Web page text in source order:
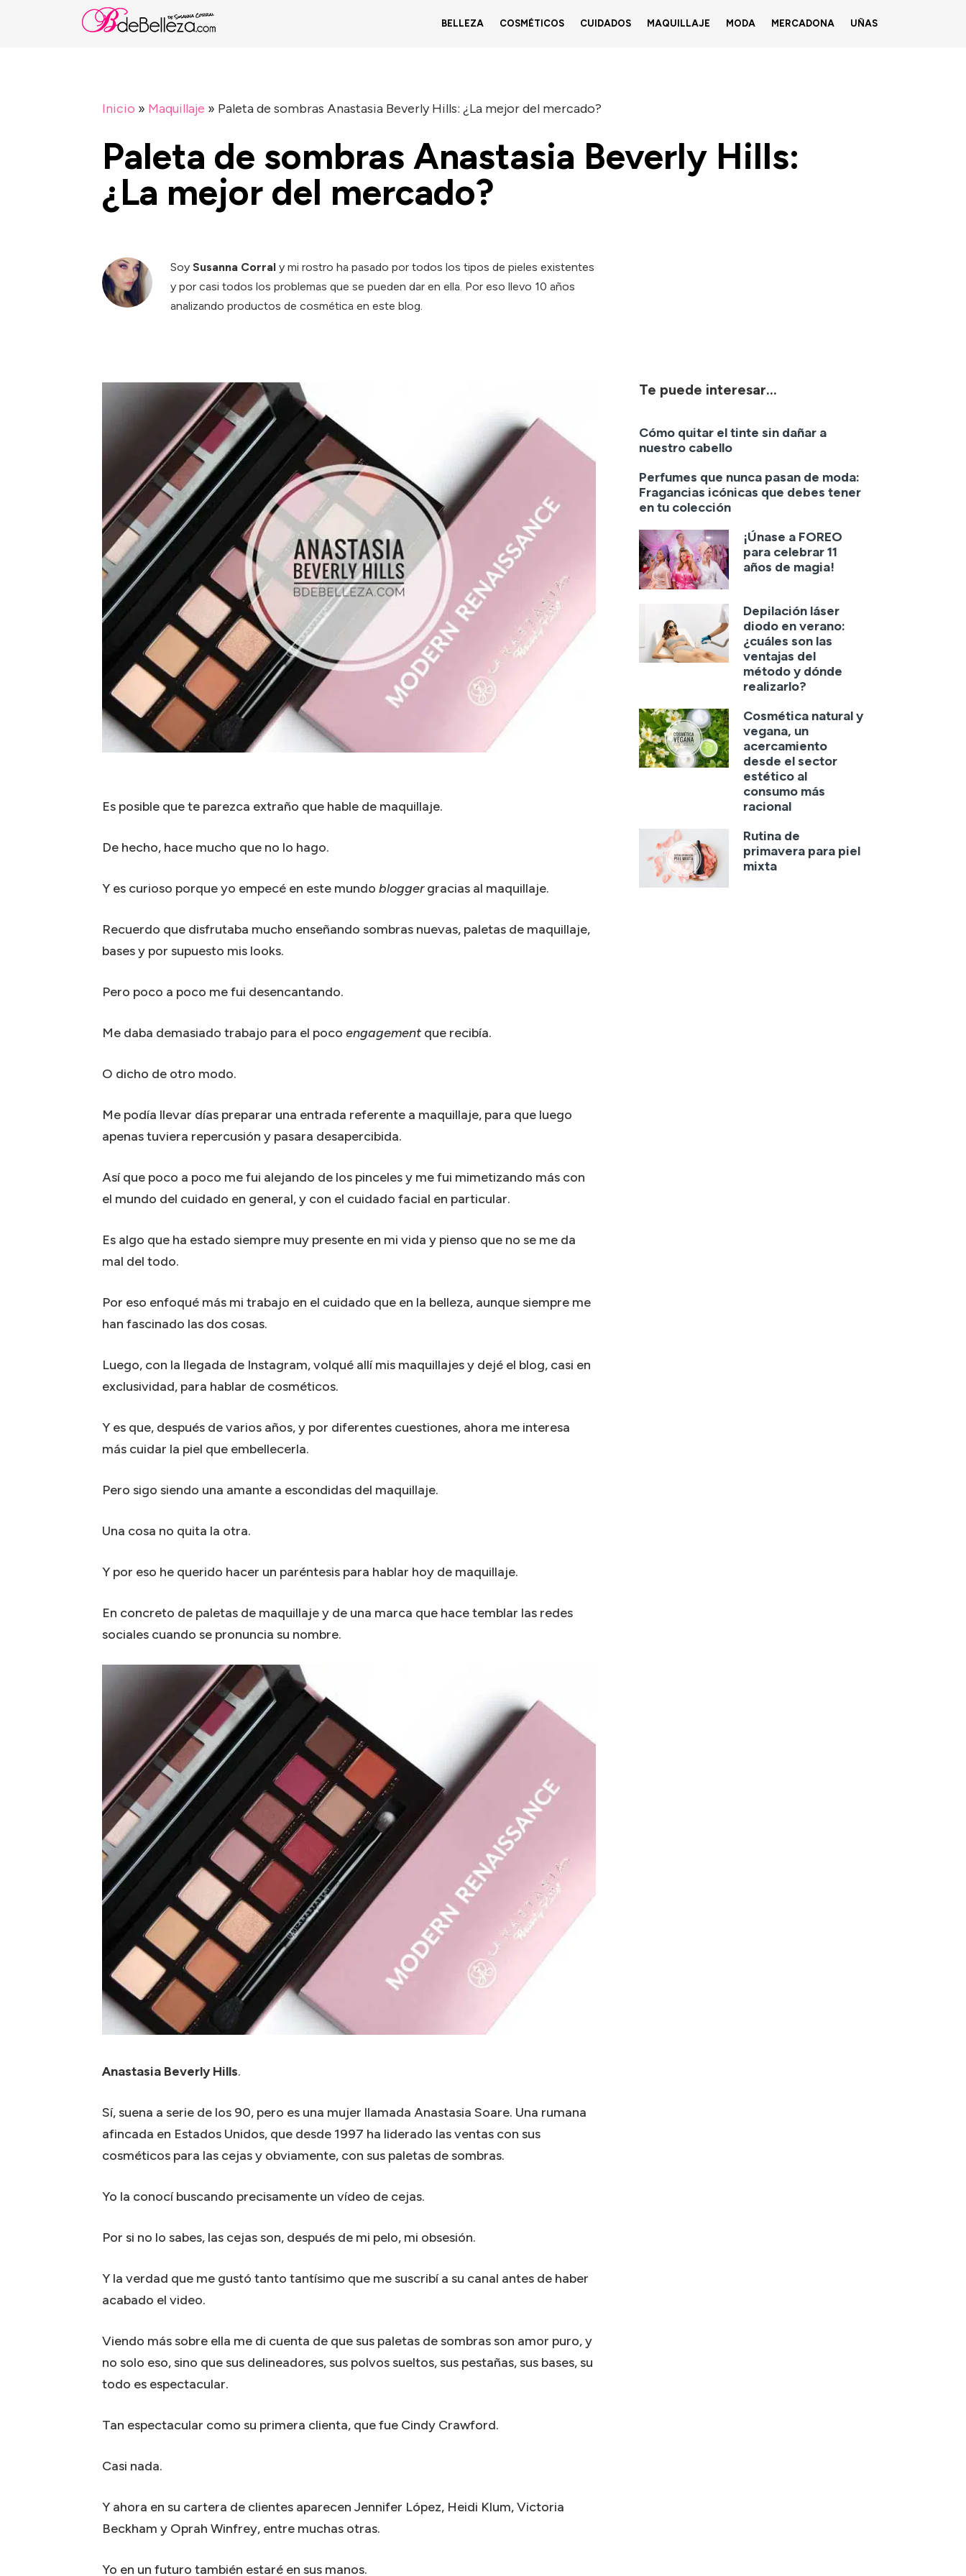
BELLEZA COSMÉTICOS CUIDADOS MAQUILLAJE MODA MERCADONA UÑAS
Inicio » Maquillaje » Paleta de sombras Anastasia Beverly Hills: ¿La mejor del mercado?
Paleta de sombras Anastasia Beverly Hills:
¿La mejor del mercado?
Soy Susanna Corral y mi rostro ha pasado por todos los tipos de pieles existentes
y por casi todos los problemas que se pueden dar en ella. Por eso llevo 10 años
analizando productos de cosmética en este blog.
Es posible que te parezca extraño que hable de maquillaje.
De hecho, hace mucho que no lo hago.
Y es curioso porque yo empecé en este mundo bloggergracias al maquillaje.
Recuerdo que disfrutaba mucho enseñando sombras nuevas, paletas de maquillaje,
bases y por supuesto mis looks.
Pero poco a poco me fui desencantando.
Me daba demasiado trabajo para el poco engagement que recibía.
O dicho de otro modo.
Me podía llevar días preparar una entrada referente a maquillaje, para que luego
apenas tuviera repercusión y pasara desapercibida.
Así que poco a poco me fui alejando de los pinceles y me fui mimetizando más con
el mundo del cuidado en general, y con el cuidado facial en particular.
Es algo que ha estado siempre muy presente en mi vida y pienso que no se me da
mal del todo.
Por eso enfoqué más mi trabajo en el cuidado que en la belleza, aunque siempre me
han fascinado las dos cosas.
Luego, con la llegada de Instagram, volqué allí mis maquillajes y dejé el blog, casi en
exclusividad, para hablar de cosméticos.
Y es que, después de varios años, y por diferentes cuestiones, ahora me interesa
más cuidar la piel que embellecerla.
Pero sigo siendo una amante a escondidas del maquillaje.
Una cosa no quita la otra.
Y por eso he querido hacer un paréntesis para hablar hoy de maquillaje.
En concreto de paletas de maquillaje y de una marca que hace temblar las redes
sociales cuando se pronuncia su nombre.
Anastasia Beverly Hills.
Sí, suena a serie de los 90, pero es una mujer llamada Anastasia Soare. Una rumana
afincada en Estados Unidos, que desde 1997 ha liderado las ventas con sus
cosméticos para las cejas y obviamente, con sus paletas de sombras.
Yo la conocí buscando precisamente un vídeo de cejas.
Por si no lo sabes, las cejas son, después de mi pelo, mi obsesión.
Y la verdad que me gustó tanto tantísimo que me suscribí a su canal antes de haber
acabado el video.
Viendo más sobre ella me di cuenta de que sus paletas de sombras son amor puro, y
no solo eso, sino que sus delineadores, sus polvos sueltos, sus pestañas, sus bases, su
todo es espectacular.
Tan espectacular como su primera clienta, que fue Cindy Crawford.
Casi nada.
Y ahora en su cartera de clientes aparecen Jennifer López, Heidi Klum, Victoria
Beckham y Oprah Winfrey, entre muchas otras.
Yo en un futuro también estaré en sus manos.
Te puede interesar...
Cómo quitar el tinte sin dañar a
nuestro cabello
Perfumes que nunca pasan de moda:
Fragancias icónicas que debes tener
en tu colección
¡Únase a FOREO
para celebrar 11
años de magia!
Depilación láser
diodo en verano:
¿cuáles son las
ventajas del
método y dónde
realizarlo?
Cosmética natural y
vegana, un
acercamiento
desde el sector
estético al
consumo más
racional
Rutina de
primavera para piel
mixta